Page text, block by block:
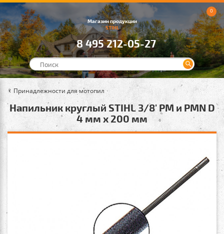
Магазин продукции
STIHL
8 495 212-05-27
0
Принадлежности для мотопил
Напильник круглый STIHL 3/8' PM и PMN D
4 мм х 200 мм